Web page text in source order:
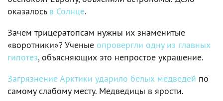
оказалось в Солнце.
Зачем трицератопсам нужны их знаменитые
«воротники»? Ученые опровергли одну из главных
гипотез, объясняющих это непростое украшение.
Загрязнение Арктики ударило белых медведей по
самому слабому месту. Медведицы в ярости.